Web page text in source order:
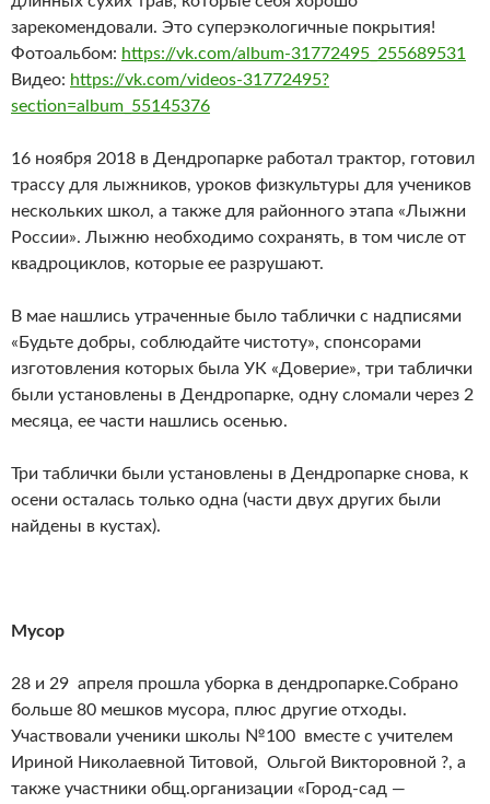
зарекомендовали. Это суперэкологичные покрытия!
Фотоальбом: https://vk.com/album-31772495_255689531
Видео: https://vk.com/videos-31772495?
section=album_55145376
16 ноября 2018 в Дендропарке работал трактор, готовил
трассу для лыжников, уроков физкультуры для учеников
нескольких школ, а также для районного этапа «Лыжни
России». Лыжню необходимо сохранять, в том числе от
квадроциклов, которые ее разрушают.
В мае нашлись утраченные было таблички с надписями
«Будьте добры, соблюдайте чистоту», спонсорами
изготовления которых была УК «Доверие», три таблички
были установлены в Дендропарке, одну сломали через 2
месяца, ее части нашлись осенью.
Три таблички были установлены в Дендропарке снова, к
осени осталась только одна (части двух других были
найдены в кустах).
Мусор
28 и 29 апреля прошла уборка в дендропарке.Собрано
больше 80 мешков мусора, плюс другие отходы.
Участвовали ученики школы №100 вместе с учителем
Ириной Николаевной Титовой, Ольгой Викторовной ?, а
также участники общ.организации «Город-сад —